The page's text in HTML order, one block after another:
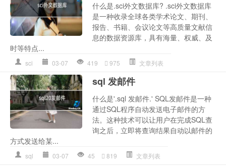
什么是.sci外文数据库? .sci外文数据库
是一种收录全球各类学术论文、期刊、
报告、书籍、会议论文等高质量文献信
息的数据资源库，具有海量、权威、及
时等特点...
sci 03-07 419 975 文章列表
sql 发邮件
什么是'.sql 发邮件.' SQL发邮件是一种
通过SQL程序自动发送电子邮件的方
法。这种技术可以让用户在完成SQL查
询之后，立即将查询结果自动以邮件的
方式发送给某...
sql 03-07 45 819 文章列表